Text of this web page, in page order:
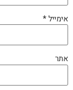
אימייל*
אתר